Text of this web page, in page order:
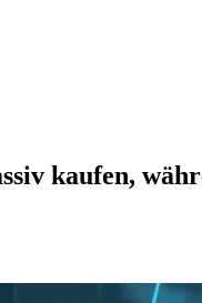
kaufen,